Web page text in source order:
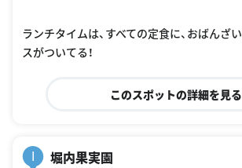
ランチタイムは、すべての定食に、おばんざ
スがついてる！
このスポットの詳細を見る
堀内果実園